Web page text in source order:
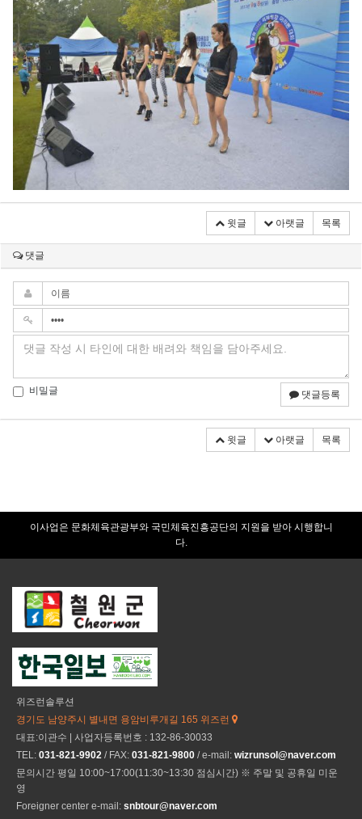
윗글 아랫글 목록
댓글
비밀글 댓글등록
윗글 아랫글 목록
이사업은 문화체육관광부와 국민체육진흥공단의 지원을 받아 시행합니
다.
위즈런솔루션
경기도 남양주시 별내면 용암비루개길 165 위즈런
대표:이관수 | 사업자등록번호 : 132-86-30033
TEL: 031-821-9902 / FAX: 031-821-9800 / e-mail: wizrunsol@naver.com
문의시간 평일 10:00~17:00(11:30~13:30 점심시간) ※ 주말 및 공휴일 미운
영
Foreigner center e-mail: snbtour@naver.com